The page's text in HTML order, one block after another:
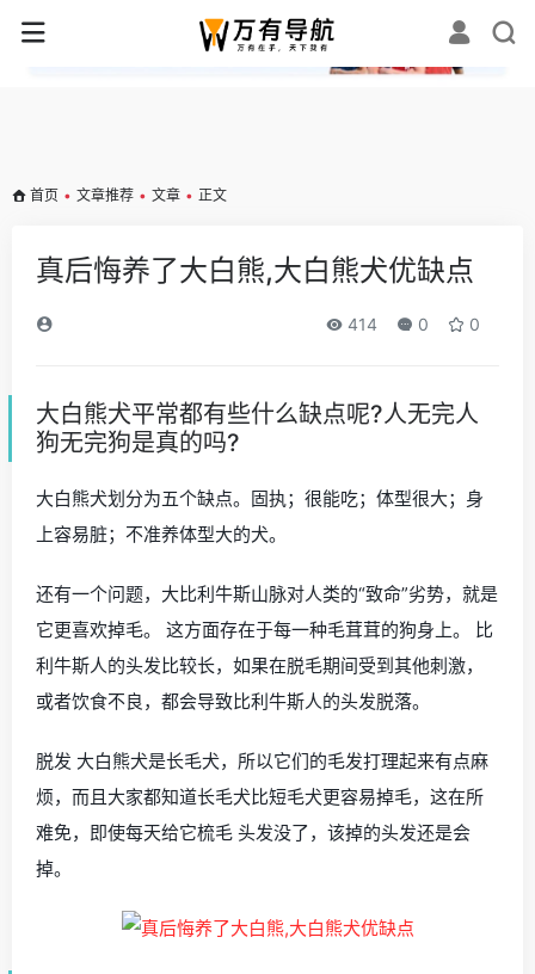
✕
首页 • 文章推荐 • 文章 • 正文
真后悔养了大白熊,大白熊犬优缺点
414 0 0
大白熊犬平常都有些什么缺点呢?人无完人
狗无完狗是真的吗?
大白熊犬划分为五个缺点。固执；很能吃；体型很大；身
上容易脏；不准养体型大的犬。
还有一个问题，大比利牛斯山脉对人类的“致命”劣势，就是
它更喜欢掉毛。 这方面存在于每一种毛茸茸的狗身上。 比
利牛斯人的头发比较长，如果在脱毛期间受到其他刺激，
或者饮食不良，都会导致比利牛斯人的头发脱落。
脱发 大白熊犬是长毛犬，所以它们的毛发打理起来有点麻
烦，而且大家都知道长毛犬比短毛犬更容易掉毛，这在所
难免，即使每天给它梳毛 头发没了，该掉的头发还是会
掉。